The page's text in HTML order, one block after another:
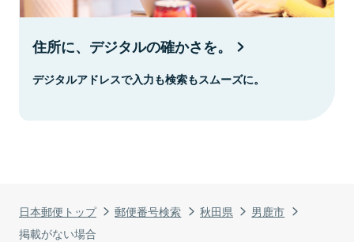
日本郵便トップ 郵便番号検索 秋田県
男鹿市
掲載がない場合
住所に、デジタルの確かさを。
デジタルアドレスで入力も検索もスムーズに。